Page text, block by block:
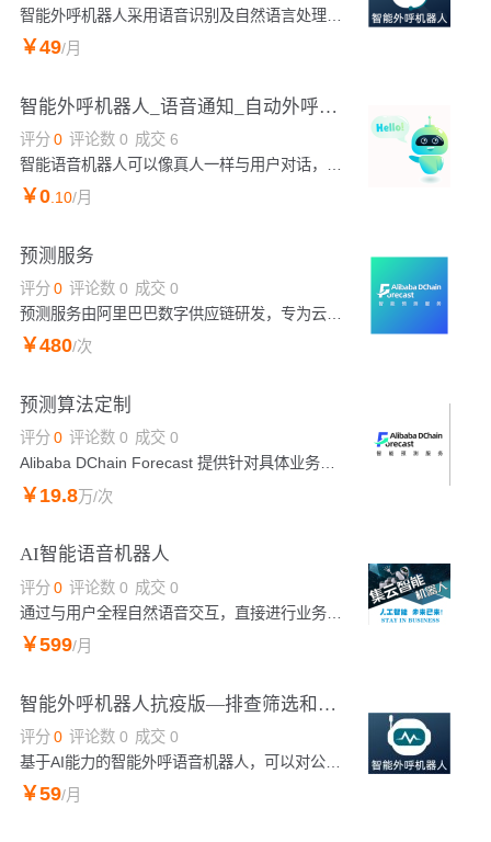
智能外呼机器人采用语音识别及自然语言处理等人工智能技术，提供灵活的外呼流程和策略配置，使用人机协作的方式为企业用户提供更优质的服务。
￥49/月
智能外呼机器人_语音通知_自动外呼——Udesk智能云电销
评分 0 评论数 0 成交 6
￥0.10/月
预测服务
评分 0 评论数 0 成交 0
预测服务由阿里巴巴数字供应链研发，专为云上用户和企业打造的一站式智能预测服务，内置多种自研预测算法，已多次在业界算法比赛获奖，经天猫超市、盒马、天猫国际、零售通、菜鸟供应链等业务验证，具有卓越的预测精度和稳定性，工程上以管运分离架构保障数据安全，提供自动推荐模型，滚动预测，自动分析结果等功能，支持网页交互操作和API接口调用，助力企业更好地推进数字化和智能化升级，加速企业飞跃发展。
￥480/次
预测算法定制
评分 0 评论数 0 成交 0
Alibaba DChain Forecast 提供针对具体业务场景定制预测算法服务，由国际顶尖专业算法人员深入企业，分析业务场景特点，有针对性设计算法模型和提升预测准确率，定制后的算法将内置于Alibaba DChain Forecast系统中，支持企业各团队成员对广泛业务场景开展预测
￥19.8万/次
AI智能语音机器人
评分 0 评论数 0 成交 0
通过与用户全程自然语音交互，直接进行业务咨询、查询、办理、投诉，大大提升了呼叫中心的处理效率，降低运营成本，大幅改善用户体验，提升企业整体服务水平，有效解决企业痛点。新增话费模式：机器人免费，每月首次预存5000，费率1毛—2毛每分钟，使用机器人数量，使用期限不限。
￥599/月
智能外呼机器人抗疫版—排查筛选和通知提醒回访
评分 0 评论数 0 成交 0
基于AI能力的智能外呼语音机器人，可以对公众进行一对一电话呼叫，用于排查、通知、回访，帮助疾控系统开展信息采集工作，大幅提高人工效率，包括流动人员排查机器人、本地居民排查机器人、特定人群通知机器人、政府工作上报和监督机器人。
￥59/月